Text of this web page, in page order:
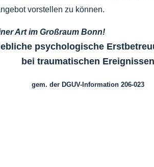
vorstellen zu können.
Art im Großraum Bonn!
psychologische
bei traumatischen Ereignissen
gem. der DGUV-Information 206-023